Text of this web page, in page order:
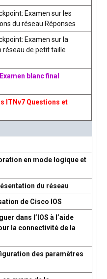
Examen sur les
du réseau Réponses
Examen sur la
réseau de petit taille
blanc final
ITNv7 Questions et
en mode logique et
du réseau
de Cisco IOS
dans l’IOS à l’aide
la connectivité de la
des paramètres